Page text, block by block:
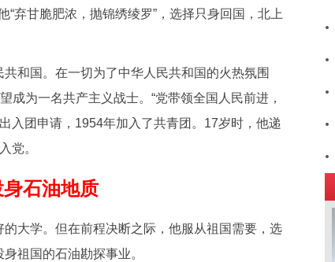
“弃甘脆肥浓，抛锦绣绫罗”，选择只身回国，北上
国。在一切为了中华人民共和国的火热氛围
成为一名共产主义战士。“党带领全国人民前进，
入团申请，1954年加入了共青团。17岁时，他递
党。
身石油地质
学。但在前程决断之际，他服从祖国需要，选
祖国的石油勘探事业。